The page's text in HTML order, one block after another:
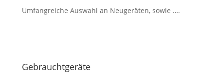
Umfangreiche Auswahl an Neugeräten, sowie ….
Gebrauchtgeräte